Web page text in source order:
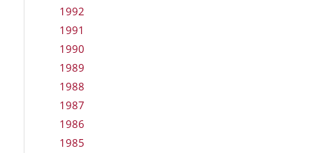
1992
1991
1990
1989
1988
1987
1986
1985